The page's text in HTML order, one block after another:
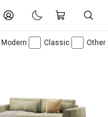
Modern Classic Other